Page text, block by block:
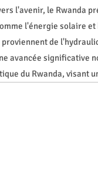
l'avenir, le Rwanda
l'énergie solaire
de
avancée significative
du Rwanda, visant